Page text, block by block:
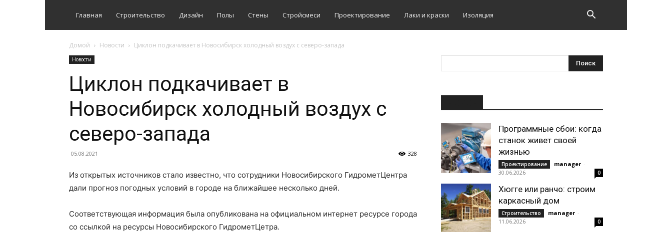
Главная Строительство Дизайн Полы Стены Стройсмеси Проектирование Лаки и краски Изоляция
Домой Новости Циклон подкачивает в Новосибирск холодный воздух с северо-запада
Новости
Циклон подкачивает в
Новосибирск холодный воздух с
северо-запада
05.08.2021 328
Из открытых источников стало известно, что сотрудники Новосибирского ГидрометЦентра
дали прогноз погодных условий в городе на ближайшее несколько дней.
Соответствующая информация была опубликована на официальном интернет ресурсе города
со ссылкой на ресурсы Новосибирского ГидрометЦетра.
Программные сбои: когда
станок живет своей
жизнью
Проектирование manager -
30.06.2026
0
Хюгге или ранчо: строим
каркасный дом
Строительство manager -
11.06.2026
0